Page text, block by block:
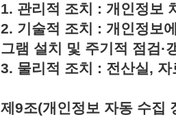
1. 관리적 조치 : 개인정보
2. 기술적 조치 : 개인정보
그램 설치 및 주기적 점검·
3. 물리적 조치 : 전산실,
제9조(개인정보 자동 수집